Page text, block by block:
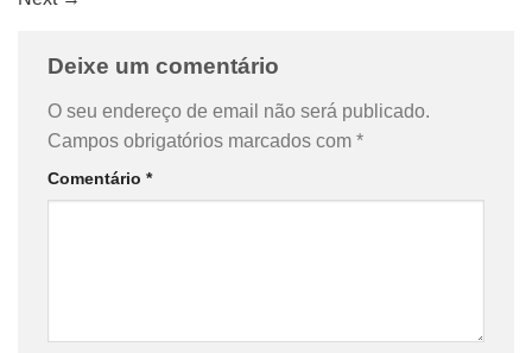
Deixe um comentário
O seu endereço de email não será publicado.
Campos obrigatórios marcados com *
Comentário *